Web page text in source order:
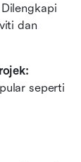
Dilengkapi
dan
seperti